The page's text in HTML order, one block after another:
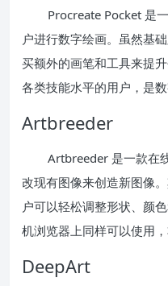
Procreate Pocket 是
户进行数字绘画。虽然基
买额外的画笔和工具来提
各类技能水平的用户，是
Artbreeder
Artbreeder 是一款在
改现有图像来创造新图像
户可以轻松调整形状、颜
机浏览器上同样可以使用，
DeepArt